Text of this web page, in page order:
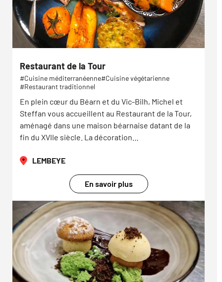
Restaurant de la Tour
Cuisine méditerranéenne Cuisine végétarienne
Restaurant traditionnel
En plein cœur du Béarn et du Vic-Bilh, Michel et
Steffan vous accueillent au Restaurant de la Tour,
aménagé dans une maison béarnaise datant de la
fin du XVIIe siècle. La décoration…
LEMBEYE
En savoir plus